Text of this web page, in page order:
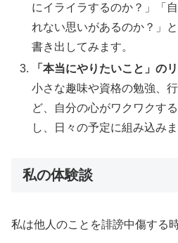
にイライラするのか？」「
れない思いがあるのか？」
書き出してみます。
「本当にやりたいこと」の
小さな趣味や資格の勉強、
ど、自分の心がワクワクす
し、日々の予定に組み込みま
私の体験談
私は他人のことを誹謗中傷する